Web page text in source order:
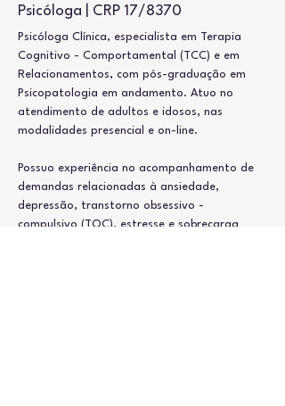
Psicóloga | CRP 17/8370
Psicóloga Clínica, especialista em Terapia
Cognitivo - Comportamental (TCC) e em
Relacionamentos, com pós-graduação em
Psicopatologia em andamento. Atuo no
atendimento de adultos e idosos, nas
modalidades presencial e on-line.
Possuo experiência no acompanhamento de
demandas relacionadas à ansiedade,
depressão, transtorno obsessivo -
compulsivo (TOC), estresse e sobrecarga